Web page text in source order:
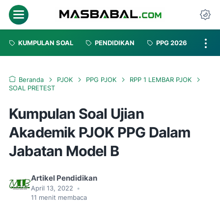
Menu
KUMPULAN SOAL PENDIDIKAN PPG 2026
Beranda PJOK PPG PJOK
RPP 1 LEMBAR PJOK
SOAL PRETEST
Kumpulan Soal Ujian
Akademik PJOK PPG Dalam
Jabatan Model B
Artikel Pendidikan
April 13, 2022
•
11 menit membaca